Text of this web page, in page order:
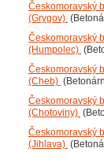
Českomoravský
(Grygov)
Českomoravský
(Humpolec)
Českomoravský
(Cheb)
Českomoravský
(Chotoviny)
Českomoravský
(Jihlava)